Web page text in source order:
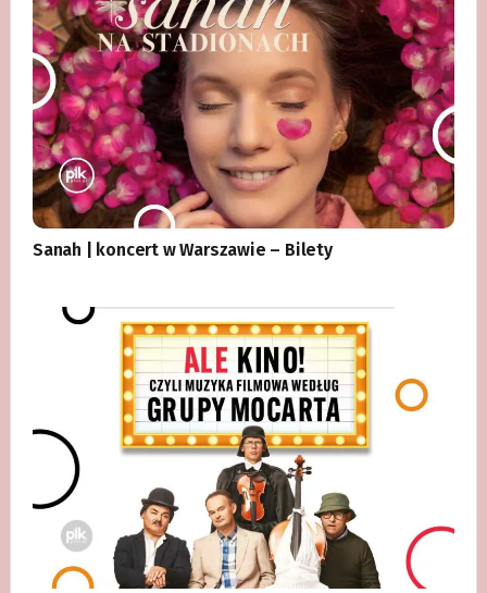
Sanah | koncert w Warszawie – Bilety